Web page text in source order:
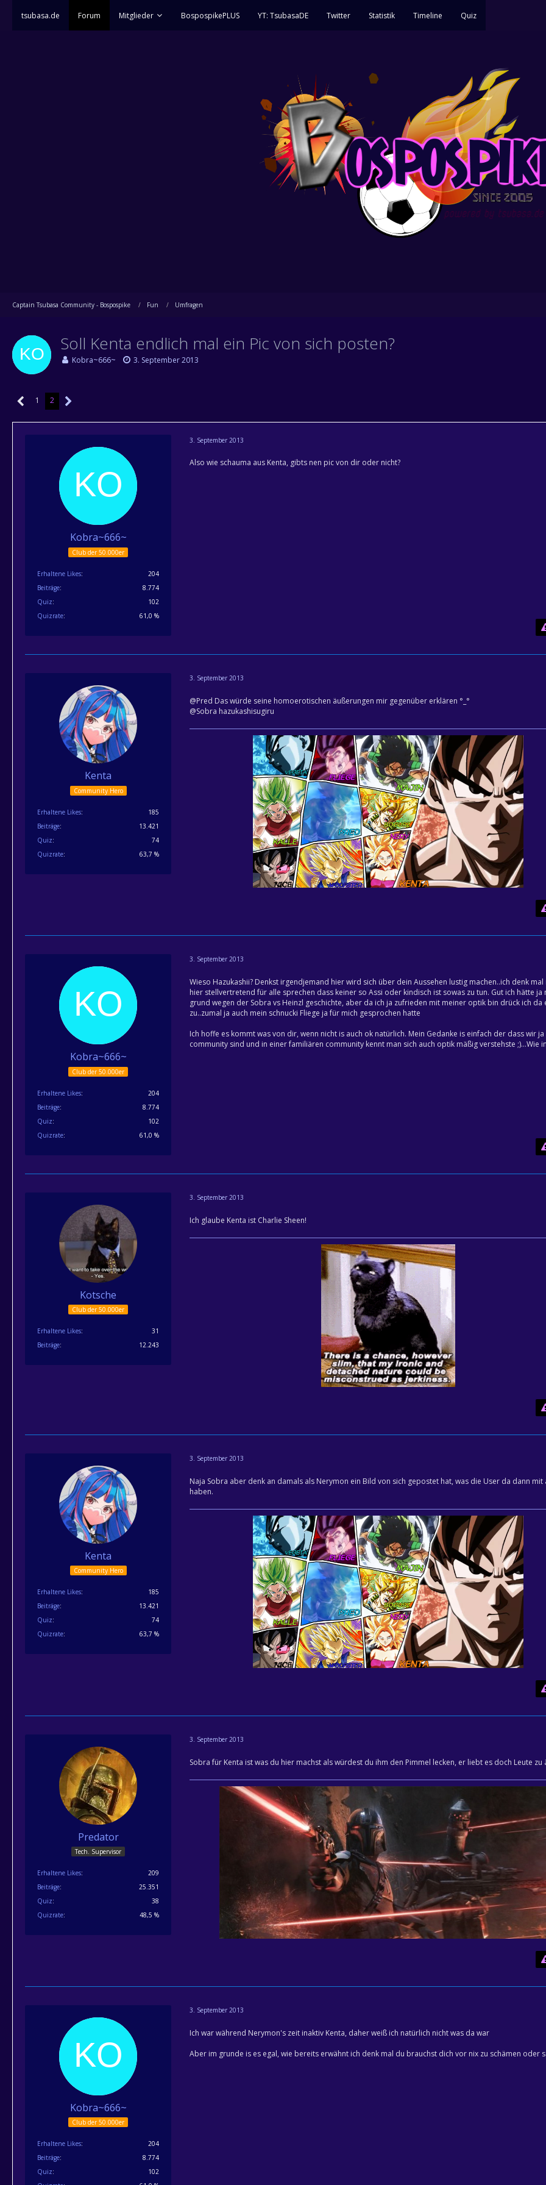
tsubasa.de Forum Mitglieder BospospikePLUS YT: TsubasaDE Twitter Statistik Timeline Quiz
Captain Tsubasa Community - Bospospike Fun Umfragen
Soll Kenta endlich mal ein Pic von sich posten?
Kobra~666~ 3. September 2013
1 2
Kobra~666~
Club der 50.000er
Erhaltene Likes
204
Beiträge
8.774
Quiz
102
Quizrate
61,0 %
3. September 2013
Also wie schauma aus Kenta, gibts nen pic von dir oder nicht?
Kenta
Community Hero
Erhaltene Likes
185
Beiträge
13.421
Quiz
74
Quizrate
63,7 %
3. September 2013
@Pred Das würde seine homoerotischen äußerungen mir gegenüber erklären °_°
@Sobra hazukashisugiru
Kobra~666~
Club der 50.000er
Erhaltene Likes
204
Beiträge
8.774
Quiz
102
Quizrate
61,0 %
3. September 2013
Wieso Hazukashii? Denkst irgendjemand hier wird sich über dein Aussehen lustig machen..ich denk mal
hier stellvertretend für alle sprechen dass keiner so Assi oder kindisch ist sowas zu tun. Gut ich hätte ja
grund wegen der Sobra vs Heinzl geschichte, aber da ich ja zufrieden mit meiner optik bin drück ich da
zu..zumal ja auch mein schnucki Fliege ja für mich gesprochen hatte
Ich hoffe es kommt was von dir, wenn nicht is auch ok natürlich. Mein Gedanke is einfach der dass wir ja
community sind und in einer familiären community kennt man sich auch optik mäßig verstehste ;)...Wie
Kotsche
Club der 50.000er
Erhaltene Likes
31
Beiträge
12.243
3. September 2013
Ich glaube Kenta ist Charlie Sheen!
Kenta
Community Hero
Erhaltene Likes
185
Beiträge
13.421
Quiz
74
Quizrate
63,7 %
3. September 2013
Naja Sobra aber denk an damals als Nerymon ein Bild von sich gepostet hat, was die User da dann mit
haben.
Predator
Tech. Supervisor
Erhaltene Likes
209
Beiträge
25.351
Quiz
38
Quizrate
48,5 %
3. September 2013
Sobra für Kenta ist was du hier machst als würdest du ihm den Pimmel lecken, er liebt es doch Leute zu
Kobra~666~
Club der 50.000er
Erhaltene Likes
204
Beiträge
8.774
Quiz
102
3. September 2013
Ich war während Nerymon's zeit inaktiv Kenta, daher weiß ich natürlich nicht was da war
Aber im grunde is es egal, wie bereits erwähnt ich denk mal du brauchst dich vor nix zu schämen oder